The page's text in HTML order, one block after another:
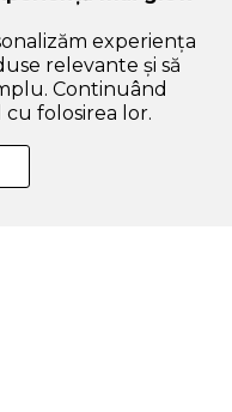
- toner de fata
Asiatica fermentata si
experiența
relevante și să
Continuând
cu folosirea lor.